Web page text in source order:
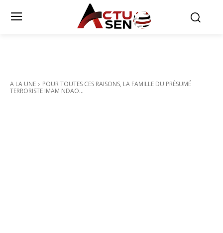
A LA UNE
POUR TOUTES CES RAISONS, LA FAMILLE DU PRÉSUMÉ
TERRORISTE IMAM NDAO...